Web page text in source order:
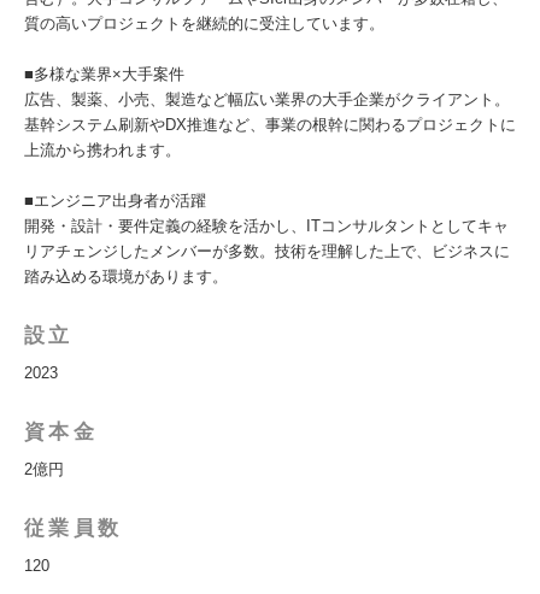
質の高いプロジェクトを継続的に受注しています。
■多様な業界×大手案件
広告、製薬、小売、製造など幅広い業界の大手企業がクライアント。
基幹システム刷新やDX推進など、事業の根幹に関わるプロジェクトに
上流から携われます。
■エンジニア出身者が活躍
開発・設計・要件定義の経験を活かし、ITコンサルタントとしてキャ
リアチェンジしたメンバーが多数。技術を理解した上で、ビジネスに
踏み込める環境があります。
設立
2023
資本金
2億円
従業員数
120